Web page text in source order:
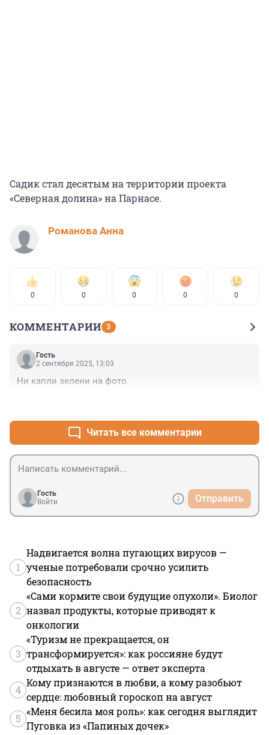
Садик стал десятым на территории проекта
«Северная долина» на Парнасе.
Романова Анна
0 0 0 0 0
КОММЕНТАРИИ 3
Гость
2 сентября 2025, 13:03
Ни капли зелени на фото.
Читать все комментарии
Гость
Войти
Отправить
1
Надвигается волна пугающих вирусов —
ученые потребовали срочно усилить
безопасность
2
«Сами кормите свои будущие опухоли». Биолог
назвал продукты, которые приводят к
онкологии
3
«Туризм не прекращается, он
трансформируется»: как россияне будут
отдыхать в августе — ответ эксперта
4
Кому признаются в любви, а кому разобьют
сердце: любовный гороскоп на август
5
«Меня бесила моя роль»: как сегодня выглядит
Пуговка из «Папиных дочек»